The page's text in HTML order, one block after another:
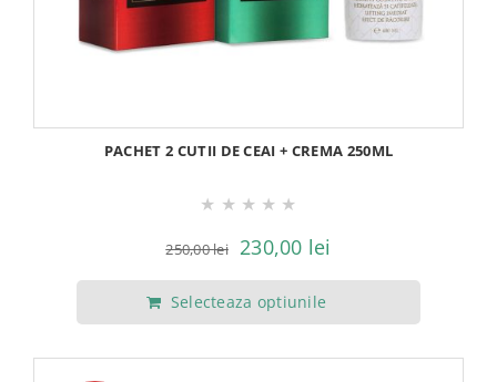
PACHET 2 CUTII DE CEAI + CREMA 250ML
★ ★ ★ ★ ★
250,00lei
Prețul
inițial
a
230,00 lei
curent
Selecteaza optiunile